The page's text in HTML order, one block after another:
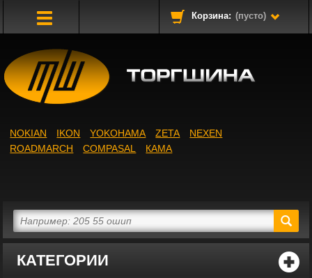
Корзина: (пусто)
КАТЕГОРИИ
NOKIAN IKON YOKOHAMA ZETA
NEXEN
ROADMARCH
COMPASAL КАМА